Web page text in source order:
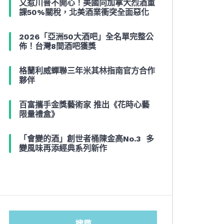
又惹川普不開心！美國向加拿大烈酒重
課50%關稅，北美酒業衝突全面惡化
2026「亞洲50大酒吧」全名單完整公
佈！台灣8間酒吧獲獎
格蘭利威蟬聯三年米其林指南官方合作
夥伴
百富攜手金獎藝術家 推出《花時心藝
限量禮盒》
「會變的酒」創世者桶陳金高No.3 多
變風味再添經典系列新作